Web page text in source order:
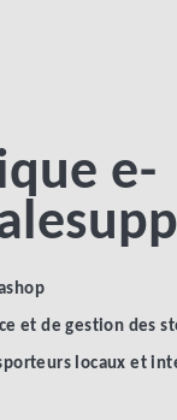
e-
et de gestion des
locaux et